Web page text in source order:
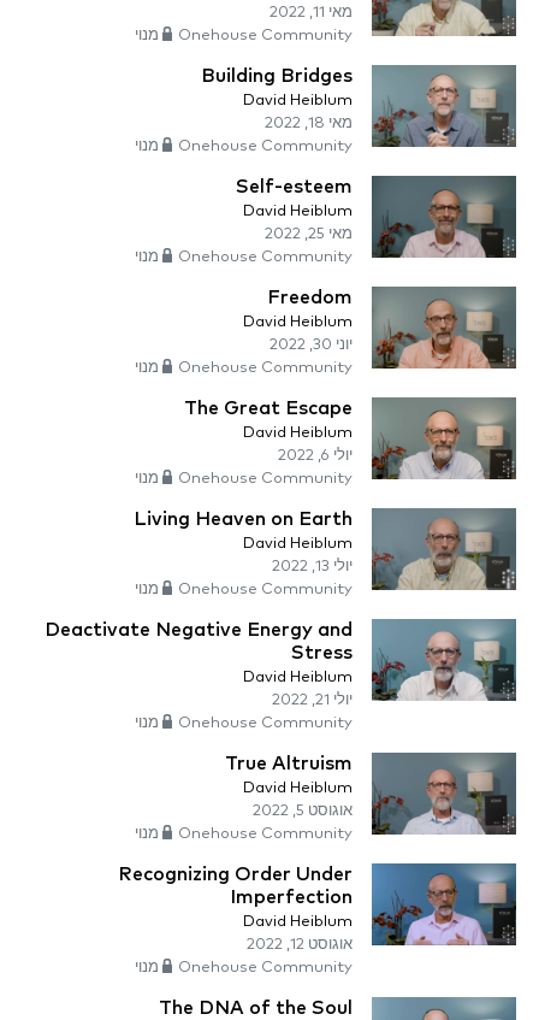
מאי 11, 2022
Onehouse Community מנוי
Building Bridges
David Heiblum
מאי 18, 2022
Onehouse Community מנוי
Self-esteem
David Heiblum
מאי 25, 2022
Onehouse Community מנוי
Freedom
David Heiblum
יוני 30, 2022
Onehouse Community מנוי
The Great Escape
David Heiblum
יולי 6, 2022
Onehouse Community מנוי
Living Heaven on Earth
David Heiblum
יולי 13, 2022
Onehouse Community מנוי
Deactivate Negative Energy and
Stress
David Heiblum
יולי 21, 2022
Onehouse Community מנוי
True Altruism
David Heiblum
אוגוסט 5, 2022
Onehouse Community מנוי
Recognizing Order Under
Imperfection
David Heiblum
אוגוסט 12, 2022
Onehouse Community מנוי
The DNA of the Soul